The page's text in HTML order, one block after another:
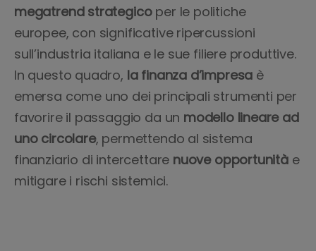
megatrend strategicoper le politiche
europee, con significative ripercussioni
sull’industria italiana e le sue filiere produttive.
In questo quadro, la finanza d’impresa è
emersa come uno dei principali strumenti per
favorire il passaggio da un modello lineare ad
uno circolare, permettendo al sistema
finanziario di intercettare nuove opportunitàe
mitigare i rischi sistemici.